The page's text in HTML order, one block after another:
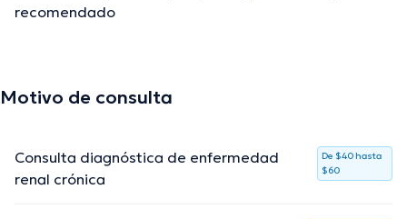
recomendado
Motivo de consulta
Consulta diagnóstica de enfermedad
renal crónica
De $40 hasta
$60